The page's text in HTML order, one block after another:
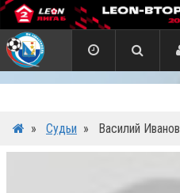
» Судьи » Василий Иванов